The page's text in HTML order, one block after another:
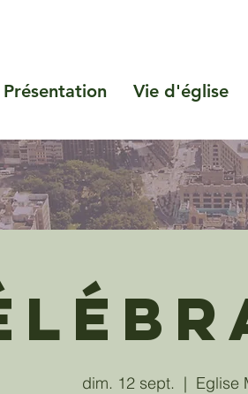
Présentation Vie d'église
dim. 12 sept.
  |
Eglise